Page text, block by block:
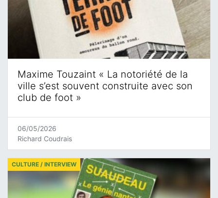
Maxime Touzaint « La notoriété de la
ville s’est souvent construite avec son
club de foot »
06/05/2026
Richard Coudrais
CULTURE / INTERVIEW